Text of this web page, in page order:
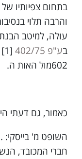
בתחום צפיותיו
והרבה תלוי
עולה, למיטב
בע"פ 402/75 [1] הנ"ל וגם ב
602מול האות ה.
כאמור, גם דעתי
חברי המכובד,